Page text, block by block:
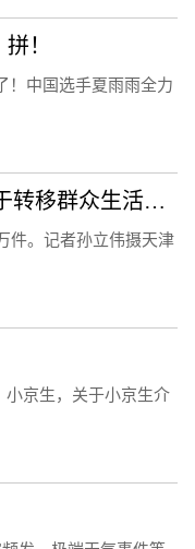
！
！中国选手夏雨雨全力
第二批中央救灾物资抵津 用于转移群众生活安置
件。记者孙立伟摄天津
小京生，关于小京生介